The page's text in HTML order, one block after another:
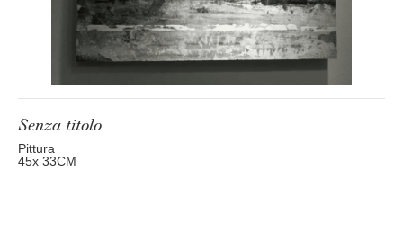
Senza titolo
Pittura
45x 33CM